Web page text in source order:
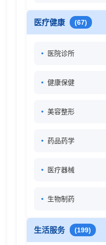
医疗健康 (67)
医院诊所
健康保健
美容整形
药品药学
医疗器械
生物制药
生活服务 (199)